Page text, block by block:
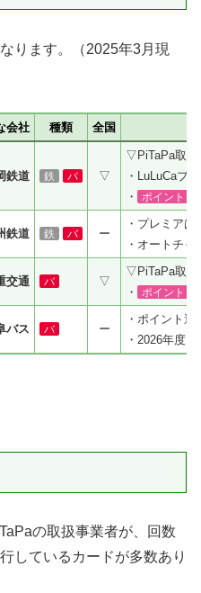
ります。（2025年3月現
会社 種類 全国
鉄道 鉄 バ ▽
▽PiTaPa取扱
・LuLuCaプ
・
ポイント
鉄道 鉄 バ ー
・プレミアは
・オートチ
交通 バ ▽
▽PiTaPa取扱
・
ポイント
バス バ ー
・ポイント還
・2026年度
の取扱事業者が、回数
しているカードが多数あり